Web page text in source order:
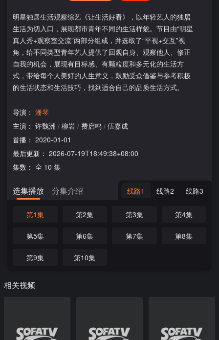
明星独居生活观察综艺《让生活好看》，以年轻艺人的独居
生活为切入口，展现都市青年不同的生活样貌。节目由“明星
真人秀+观察室交流”两部分组成，并选取了“平视+交互”视
角，给不同类型青年艺人提供了回观自身、观察他人、修正
自我的机会，展现有目标感、有颗粒度和多元化的生活方
式，带给每个人美好的人生意义，鼓励受众借鉴与参考积极
的生活状态和生活技巧，找到适合自己的品质生活方式。
导演： 潘琴
主演： 许魏洲 / 柳岩 / 费启鸣 / 伍嘉成
首播： 2020-01-01
最后更新： 2026-07-19T18:49:38+08:00
集数： 全 10 集
选集播放 分集介绍 线路1 线路2 线路3
第1集 第2集 第3集 第4集
第5集 第6集 第7集 第8集
第9集 第10集
相关视频